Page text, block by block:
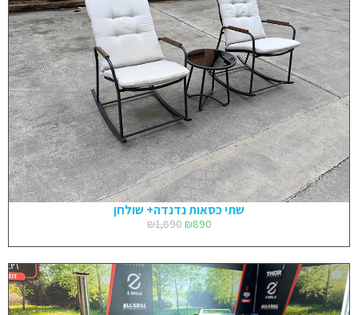
שתי כסאות נדנדה+ שולחן
₪1,890 ₪890